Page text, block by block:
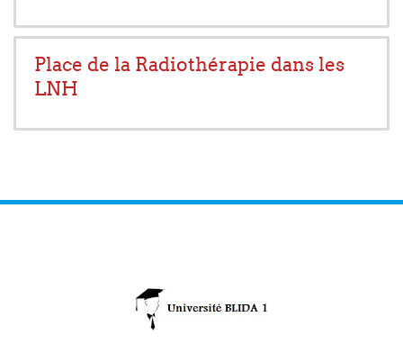
Place de la Radiothérapie dans les
LNH